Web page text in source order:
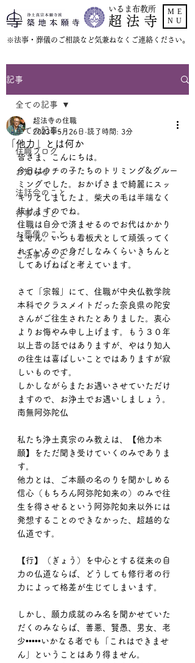
いるま布教所
超 法 寺
​※法事・葬儀のご相談など気兼ねなくご連絡ください。
ME
NU
記事
全ての記事
住職ブログ
お知らせ
法話会のこと
行事のこと
お葬儀のこと
ご法事のこと
全ての記事
「他力」とは何か
超法寺の住職
2023年5月26日 読了時間: 3分
皆さま、こんにちは。
今日はウチの子たちのトリミング&グルー
ミングでした。おかげさまで綺麗にスッ
キリとしましたよ。柴犬の毛は半端なく
抜けますのでね。
住職は自分で済ませるのでお代はかかり
ません。いつも看板犬として頑張ってく
れているので身だしなみくらいきちんと
してあげねばと考えています。
さて「宗報」にて、住職が中央仏教学院
本科でクラスメイトだった奈良県の陀安
さんがご往生されたとありました。衷心
よりお悔やみ申し上げます。もう３０年
以上昔の話ではありますが、やはり知人
の往生は喜ばしいことではありますが寂
しいものです。
しかしながらまたお遇いさせていただけ
ますので、お浄土でお遇いしましょう。
南無阿弥陀仏
私たち浄土真宗のみ教えは、【他力本
願】をただ聞き受けていくのみでありま
す。
他力とは、ご本願の名のりを聞かしめる
信心（もちろん阿弥陀如来の）のみで往
生を得させるという阿弥陀如来以外には
発想することのできなかった、超越的な
仏道です。
【行】（ぎょう）を中心とする従来の自
力の仏道ならば、どうしても修行者の行
力によって格差が生じてしまいます。
しかし、願力成就のみ名を聞かせていた
だくのみならば、善悪、賢愚、男女、老
少•••••いかなる者でも「これはできませ
ん」ということはあり得ません。